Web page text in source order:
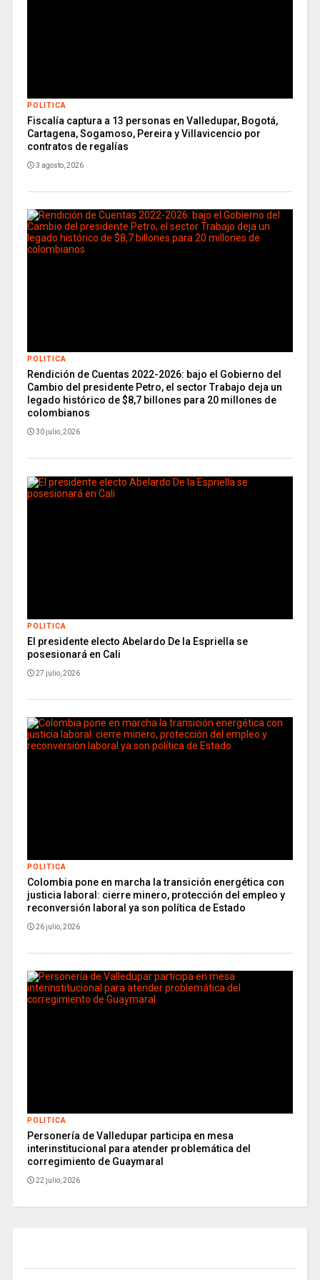
POLITICA
Fiscalía captura a 13 personas en Valledupar, Bogotá,
Cartagena, Sogamoso, Pereira y Villavicencio por
contratos de regalías
3 agosto, 2026
POLITICA
Rendición de Cuentas 2022-2026: bajo el Gobierno del
Cambio del presidente Petro, el sector Trabajo deja un
legado histórico de $8,7 billones para 20 millones de
colombianos
30 julio, 2026
POLITICA
El presidente electo Abelardo De la Espriella se
posesionará en Cali
27 julio, 2026
POLITICA
Colombia pone en marcha la transición energética con
justicia laboral: cierre minero, protección del empleo y
reconversión laboral ya son política de Estado
26 julio, 2026
POLITICA
Personería de Valledupar participa en mesa
interinstitucional para atender problemática del
corregimiento de Guaymaral
22 julio, 2026